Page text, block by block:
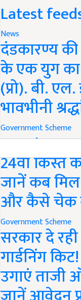
Latest
News
दंडकारण्य की
के एक युग
(प्रो). बी.
भावभीनी
Government Scheme
PM Kisan
24वीं किस्त
जानें कब
और कैसे चेक
Government Scheme
सरकार दे
गार्डनिंग
उगाएं ताजी